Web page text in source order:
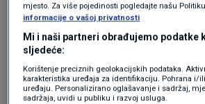
mjesto. Za više pojedinosti pogledajte našu
informacije o vašoj privatnosti
Mi i naši partneri obrađujemo podatke
sljedeće:
Korištenje preciznih geolokacijskih podataka.
karakteristika uređaja za identifikaciju. Pohrana i/
uređaju. Personalizirano oglašavanje i sadržaj,
sadržaja, uvidi u publiku i razvoj usluga.